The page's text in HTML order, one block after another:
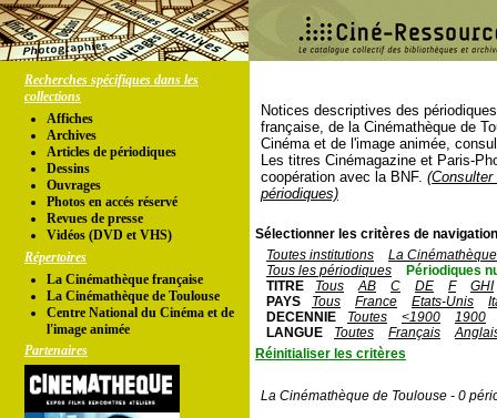
Recherches spécifiques dans les
collections
Affiches
Archives
Articles de périodiques
Dessins
Ouvrages
Photos en accés réservé
Revues de presse
Vidéos (DVD et VHS)
Répertoires
La Cinémathèque française
La Cinémathèque de Toulouse
Centre National du Cinéma et de
l'image animée
Partenaires
Notices descriptives des
française, de la Cinémathèque de
Cinéma et de l'image animée,
Les titres Cinémagazine et Paris-
coopération avec la BNF.
périodiques)
Sélectionner les critères de
Toutes institutions
La
Tous les périodiques
Périodiques
TITRE
Tous AB C DE F
GHI
PAYS
Tous France Etats-Unis
DECENNIE
Toutes <1900
1900
LANGUE
Toutes Français
Réinitialiser les critères
La Cinémathèque de Toulouse - 0